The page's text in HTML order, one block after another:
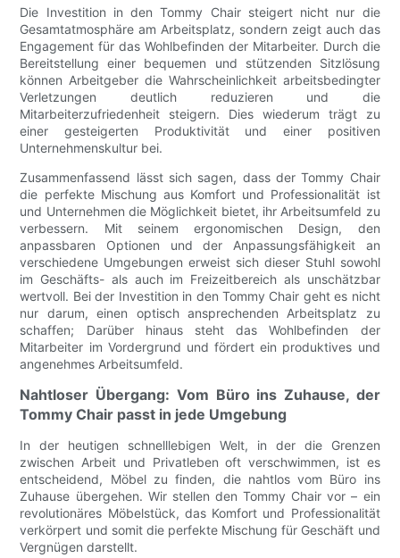
Die Investition in den Tommy Chair steigert nicht nur die
Gesamtatmosphäre am Arbeitsplatz, sondern zeigt auch das
Engagement für das Wohlbefinden der Mitarbeiter. Durch die
Bereitstellung einer bequemen und stützenden Sitzlösung
können Arbeitgeber die Wahrscheinlichkeit arbeitsbedingter
Verletzungen deutlich reduzieren und die
Mitarbeiterzufriedenheit steigern. Dies wiederum trägt zu
einer gesteigerten Produktivität und einer positiven
Unternehmenskultur bei.
Zusammenfassend lässt sich sagen, dass der Tommy Chair
die perfekte Mischung aus Komfort und Professionalität ist
und Unternehmen die Möglichkeit bietet, ihr Arbeitsumfeld zu
verbessern. Mit seinem ergonomischen Design, den
anpassbaren Optionen und der Anpassungsfähigkeit an
verschiedene Umgebungen erweist sich dieser Stuhl sowohl
im Geschäfts- als auch im Freizeitbereich als unschätzbar
wertvoll. Bei der Investition in den Tommy Chair geht es nicht
nur darum, einen optisch ansprechenden Arbeitsplatz zu
schaffen; Darüber hinaus steht das Wohlbefinden der
Mitarbeiter im Vordergrund und fördert ein produktives und
angenehmes Arbeitsumfeld.
Nahtloser Übergang: Vom Büro ins Zuhause, der
Tommy Chair passt in jede Umgebung
In der heutigen schnelllebigen Welt, in der die Grenzen
zwischen Arbeit und Privatleben oft verschwimmen, ist es
entscheidend, Möbel zu finden, die nahtlos vom Büro ins
Zuhause übergehen. Wir stellen den Tommy Chair vor – ein
revolutionäres Möbelstück, das Komfort und Professionalität
verkörpert und somit die perfekte Mischung für Geschäft und
Vergnügen darstellt.